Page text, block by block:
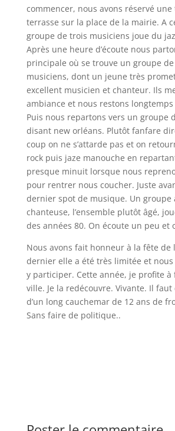
commencer, nous avons réservé une
terrasse sur la place de la mairie. A
groupe de trois musiciens joue du
Après une heure d’écoute nous
principale où se trouve un groupe de
musiciens, dont un jeune très
excellent musicien et chanteur. Ils
ambiance et nous restons
Puis nous repartons vers un groupe
disant new orléans. Plutôt fanfare
coup on ne s’attarde pas et on
rock puis jaze manouche en
presque minuit lorsque nous
pour rentrer nous coucher. Juste
dernier spot de musique. Un groupe
chanteuse, l’ensemble plutôt âgé,
des années 80. On écoute un peu et
Nous avons fait honneur à la fête de
dernier elle a été très limitée et nous
y participer. Cette année, je profite à
ville. Je la redécouvre. Vivante. Il faut
d’un long cauchemar de 12 ans de
Sans faire de politique..